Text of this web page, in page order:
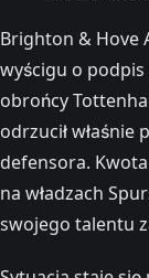
Brighton & Hove
wyścigu o
obrońcy
odrzucił
defensora.
na władzach
swojego talentu